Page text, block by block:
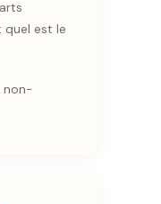
quel est le
non-